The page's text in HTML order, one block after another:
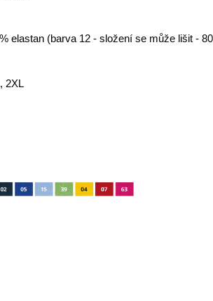
elastan (barva 12 - složení se může lišit -
2XL